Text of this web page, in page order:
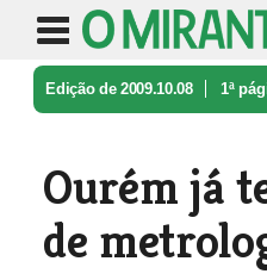
Edição de 2009.10.08 1ª
Ourém já
de